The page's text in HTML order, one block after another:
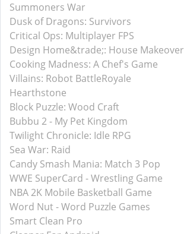
Summoners War
Dusk of Dragons: Survivors
Critical Ops: Multiplayer FPS
Design Home&trade;: House Makeover
Cooking Madness: A Chef's Game
Villains: Robot BattleRoyale
Hearthstone
Block Puzzle: Wood Craft
Bubbu 2 - My Pet Kingdom
Twilight Chronicle: Idle RPG
Sea War: Raid
Candy Smash Mania: Match 3 Pop
WWE SuperCard - Wrestling Game
NBA 2K Mobile Basketball Game
Word Nut - Word Puzzle Games
Smart Clean Pro